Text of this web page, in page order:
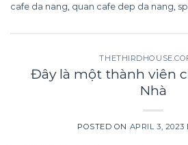
cafe da nang quan cafe dep da nang
Đây là một thành viên
Nhà
POSTED ON APRIL 3, 2023